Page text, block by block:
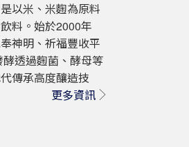
以米、米麴為原料
料。始於2000年
神明、祈福豐收平
透過麴菌、酵母等
傳承高度釀造技
更多資訊